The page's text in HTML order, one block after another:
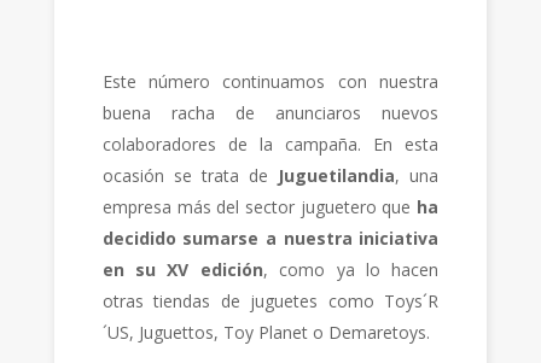
Este número continuamos con nuestra
buena racha de anunciaros nuevos
colaboradores de la campaña. En esta
ocasión se trata de Juguetilandia, una
empresa más del sector juguetero que ha
decidido sumarse a nuestra iniciativa
en su XV edición, como ya lo hacen
otras tiendas de juguetes como Toys´R
´US, Juguettos, Toy Planet o Demaretoys.